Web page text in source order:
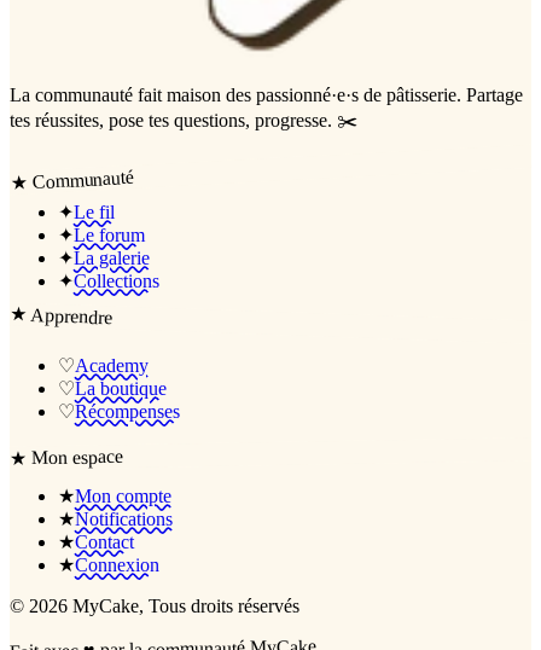
La communauté fait maison des passionné·e·s de pâtisserie. Partage
tes réussites, pose tes questions, progresse. ✂️
★ Communauté
✦Le fil
✦Le forum
✦La galerie
✦Collections
★Apprendre
♡Academy
♡La boutique
♡Récompenses
★Mon espace
★Mon compte
★Notifications
★Contact
★Connexion
© 2026 MyCake, Tous droits réservés